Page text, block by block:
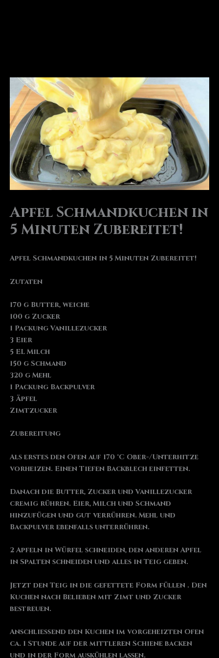
Apfel Schmandkuchen in
5 Minuten Zubereitet!
Apfel Schmandkuchen in 5 Minuten Zubereitet!
Zutaten
170 g Butter, weiche
100 g Zucker
1 Packung Vanillezucker
3 Eier
5 EL Milch
150 g Schmand
320 g Mehl
1 Packung Backpulver
3 Äpfel
Zimtzucker
Zubereitung
Als erstes den Ofen auf 170 °C Ober-/Unterhitze
vorheizen. Einen Tiefen Backblech einfetten.
Danach die Butter, Zucker und Vanillezucker
cremig rühren. Eier, Milch und Schmand
hinzufügen und gut verrühren. Mehl und
Backpulver ebenfalls unterrühren.
2 Apfeln in Würfel schneiden, den anderen Apfel
in Spalten schneiden und alles in Teig geben.
Jetzt den Teig in die gefettete Form füllen . Den
Kuchen nach Belieben mit Zimt und Zucker
bestreuen.
Anschließend den Kuchen im vorgeheizten Ofen
ca. 1 Stunde auf der mittleren Schiene backen
und in der Form auskühlen lassen.